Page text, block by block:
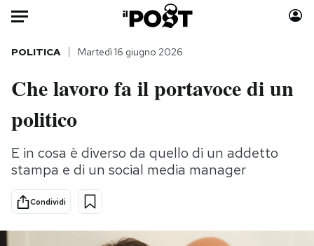
Auto
HOME
Italia
Politica
Tecnologia
Internet
Consumismi
Storie/Idee
Europa
POLITICA Martedì 16 giugno 2026
Che lavoro fa il portavoce di un
politico
E in cosa è diverso da quello di un addetto
stampa e di un social media manager
Condividi